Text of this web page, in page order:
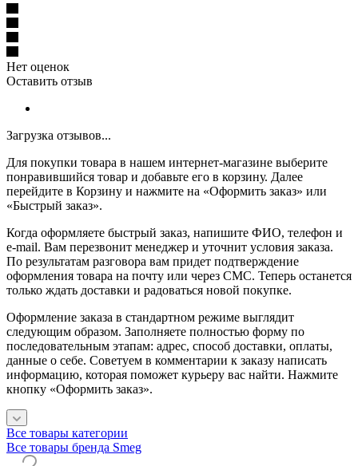
Нет оценок
Оставить отзыв
Загрузка отзывов...
Для покупки товара в нашем интернет-магазине выберите
понравившийся товар и добавьте его в корзину. Далее
перейдите в Корзину и нажмите на «Оформить заказ» или
«Быстрый заказ».
Когда оформляете быстрый заказ, напишите ФИО, телефон и
e-mail. Вам перезвонит менеджер и уточнит условия заказа.
По результатам разговора вам придет подтверждение
оформления товара на почту или через СМС. Теперь останется
только ждать доставки и радоваться новой покупке.
Оформление заказа в стандартном режиме выглядит
следующим образом. Заполняете полностью форму по
последовательным этапам: адрес, способ доставки, оплаты,
данные о себе. Советуем в комментарии к заказу написать
информацию, которая поможет курьеру вас найти. Нажмите
кнопку «Оформить заказ».
Все товары категории
Все товары бренда Smeg